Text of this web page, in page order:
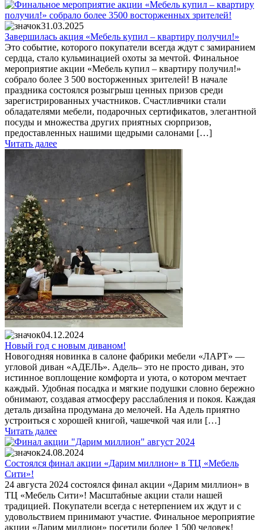
31.03.2025
Завершилась акция «Мебель купил – квартиру получил!»
Это событие, которого покупатели всегда ждут с замиранием
сердца, стало кульминацией охоты за мечтой. Финальное
мероприятие акции «Мебель купил – квартиру получил!»
собрало более 3 500 восторженных зрителей! В начале
праздника состоялся розыгрыш ценных призов среди
зарегистрированных участников. Счастливчики стали
обладателями мебели, подарочных сертификатов, элегантной
посуды и множества других приятных сюрпризов,
предоставленных нашими щедрыми салонами […]
Читать далее
04.12.2024
Новый год с новым диваном!
Новогодняя новинка в салоне фабрики мебели «ЛАРТ» —
угловой диван «АДЕЛЬ». Адель– это не просто диван, это
истинное воплощение комфорта и уюта, о котором мечтает
каждый. Удобная посадка и мягкие подушки словно бережно
обнимают, создавая атмосферу расслабления и покоя. Каждая
деталь дизайна продумана до мелочей. На Адель приятно
устроиться с хорошей книгой, чашечкой чая или […]
Читать далее
24.08.2024
Cостоялся финал акции «Дарим миллион» в ТЦ «Мебель
Сити»!
24 августа 2024 состоялся финал акции «Дарим миллион» в
ТЦ «Мебель Сити»! Масштабные акции стали нашей
традицией. Покупатели всегда с нетерпением их ждут и с
удовольствием принимают участие. Финальное мероприятие
акции «Дарим миллион» посетили более 1 500 человек!